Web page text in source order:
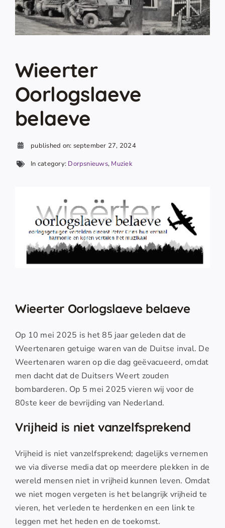
Wieerter
Oorlogslaeve
belaeve
published on: september 27, 2024
In category: Dorpsnieuws, Muziek
Wieerter Oorlogslaeve belaeve
Op 10 mei 2025 is het 85 jaar geleden dat de
Weertenaren getuige waren van de Duitse inval. De
Weertenaren waren op die dag geëvacueerd, omdat
men dacht dat de Duitsers Weert zouden
bombarderen. Op 5 mei 2025 vieren wij voor de
80ste keer de bevrijding van Nederland.
Vrijheid is niet vanzelfsprekend
Vrijheid is niet vanzelfsprekend; dagelijks vernemen
we via diverse media dat op meerdere plekken in de
wereld mensen niet in vrijheid kunnen leven. Omdat
we niet mogen vergeten is het belangrijk vrijheid te
vieren, het verleden te herdenken en een link te
leggen met het heden en de toekomst.